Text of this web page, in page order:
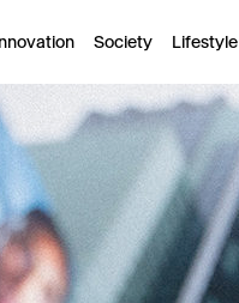
Society Lifestyle